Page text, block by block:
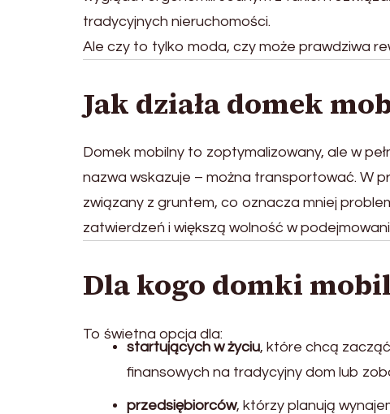
tradycyjnych nieruchomości.
Ale czy to tylko moda, czy może prawdziwa
Jak działa domek
Domek mobilny to zoptymalizowany, ale w
nazwa wskazuje – można transportować. W
związany z gruntem, co oznacza mniej
zatwierdzeń i większą wolność w
Dla kogo domki
To świetna opcja dla:
startujących w życiu, które chcą zacząć
finansowych na tradycyjny dom lub
przedsiębiorców, którzy planują